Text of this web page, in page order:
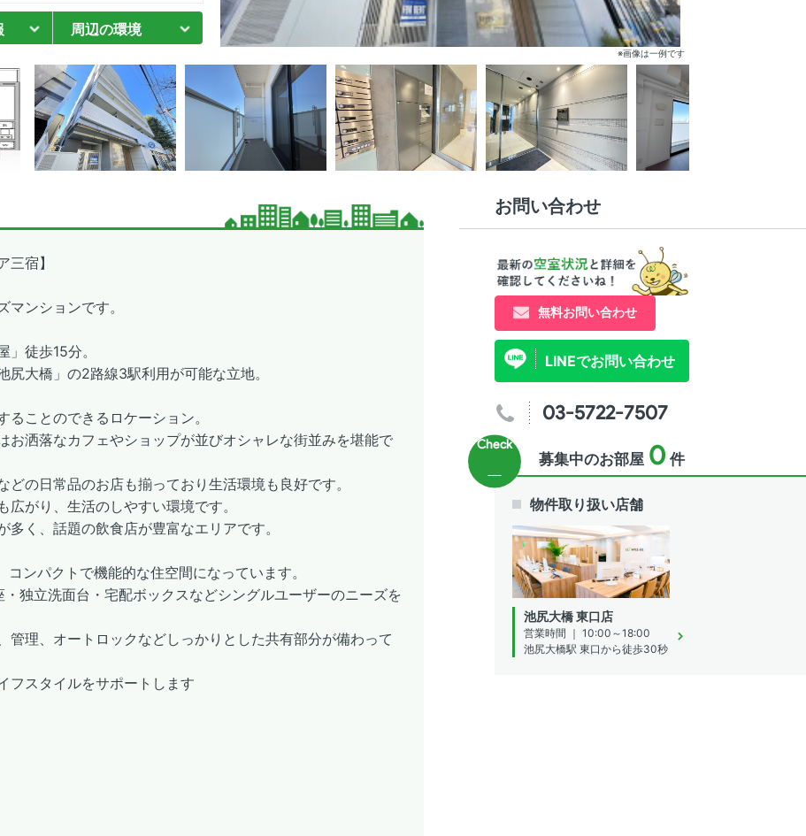
周辺の環境
※画像は一例です
宿】
ンションです。
徒歩15分。
大橋」の2路線3駅利用が可能な立地。
ことのできるロケーション。
お洒落なカフェやショップが並びオシャレな街並みを堪能で
の日常品のお店も揃っており生活環境も良好です。
がり、生活のしやすい環境です。
く、話題の飲食店が豊富なエリアです。
ンパクトで機能的な住空間になっています。
独立洗面台・宅配ボックスなどシングルユーザーのニーズを
管理、オートロックなどしっかりとした共有部分が備わって
フスタイルをサポートします
お問い合わせ
無料お問い合わせ
LINEでお問い合わせ
03-5722-7507
募集中のお部屋 0 件
物件取り扱い店舗
池尻大橋 東口店
営業時間 ｜ 10:00～18:00
池尻大橋駅 東口から徒歩30秒